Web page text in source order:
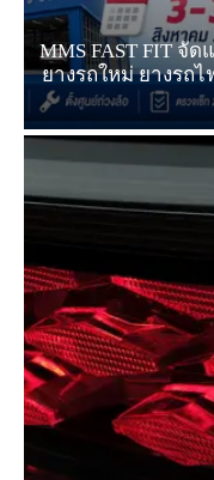
MMS FAST FIT จั
ยางรถใหม่ ยางรถ